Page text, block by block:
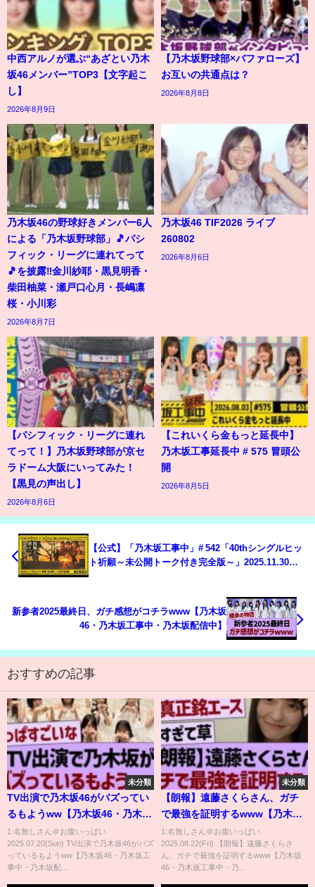
中西アルノが選ぶ“あざとい乃木
坂46メンバー”TOP3【文字起こ
し】
2026年8月9日
【乃木坂野球部×バファローズ】
お互いの共通点は？
2026年8月8日
乃木坂46の野球好きメンバー6人
による「乃木坂野球部」🎵パシ
フィック・リーグに連れてって
🎵を披露‼️金川紗耶・黒見明香・
柴田柚菜・瀬戸口心月・長嶋凛
桜・小川彩
2026年8月7日
乃木坂46 TIF2026 ライブ
260802
2026年8月6日
【パシフィック・リーグに連れ
てって！】乃木坂野球部が京セ
ラドーム大阪にいってみた！
【黒見の声出し】
2026年8月6日
【これいくら金もっと延長中】
乃木坂工事延長中 # 575 冒頭公
開
2026年8月5日
【公式】「乃木坂工事中」# 542「40thシングルヒッ
ト祈願～未公開トーク付き完全版～」2025.11.30
新参者2025最終日、ガチ感想がコチラwww【乃木坂
46・乃木坂工事中・乃木坂配信中】
おすすめの記事
未分類
TV出演で乃木坂46がバズってい
るもようww【乃木坂46・乃木坂
工事中・乃木坂配信中】
1:名無しさん＠お腹いっぱい
2025.07.20(Sun) TV出演で乃木坂46がバズ
っているもようww【乃木坂46・乃木坂工
事中・乃木坂配...
未分類
【朗報】遠藤さくらさん、ガチ
で最強を証明するwww【乃木坂
46・乃木坂工事中・乃木坂配信
中】
1:名無しさん＠お腹いっぱい
2025.08.22(Fri) 【朗報】遠藤さくらさ
ん、ガチで最強を証明するwww【乃木坂
46・乃木坂工事中・乃...